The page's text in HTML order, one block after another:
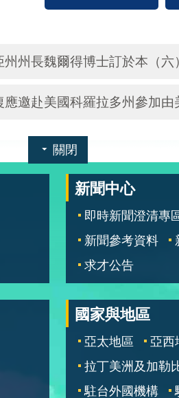
州州長魏爾得博士訂於本（
應邀赴美國科羅拉多州參加
關閉
新聞中心
即時新聞澄清專
新聞參考資料
求才公告
國家與地區
亞太地區 亞西
拉丁美洲及加勒
駐台外國機構